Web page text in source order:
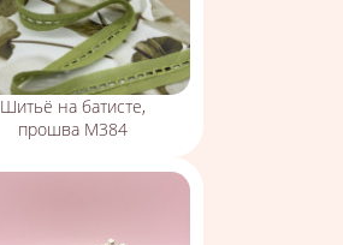
Шитьё на батисте,
прошва М384